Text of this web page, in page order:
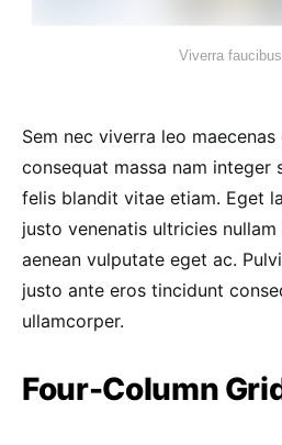
Viverra
Sem nec viverra leo maecenas
consequat massa nam integer
felis blandit vitae etiam. Eget
justo venenatis ultricies
aenean vulputate eget ac.
justo ante eros tincidunt
ullamcorper.
Four-Column